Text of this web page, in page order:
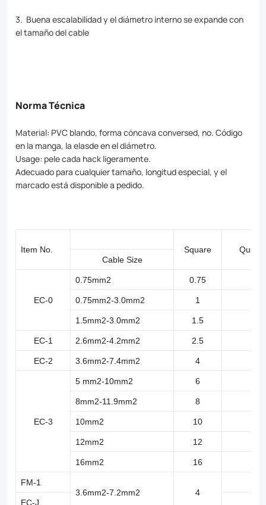
your
your
electrical
wiring
management
with
quality
Series
Cable
Marker
Sleeves.
3. Buena escalabilidad y el diámetro interno se expande con
el tamaño del cable
Norma Técnica
Material: PVC blando, forma cóncava conversed, no. Código
en la manga, la elasde en el diámetro.
Usage: pele cada hack ligeramente.
Adecuado para cualquier tamaño, longitud especial, y el
marcado está disponible a pedido.
Item No. Square
Cable Size
EC-0
0.75mm2 0.75
0.75mm2-3.0mm2 1
1.5mm2-3.0mm2 1.5
EC-1 2.6mm2-4.2mm2 2.5
EC-2 3.6mm2-7.4mm2 4
EC-3
5 mm2-10mm2 6
8mm2-11.9mm2 8
10mm2 10
12mm2 12
16mm2 16
FM-1
3.6mm2-7.2mm2
4
EC-J